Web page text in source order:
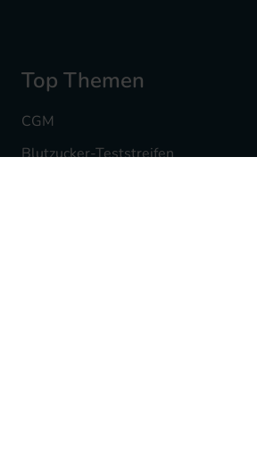
Top Themen
CGM
Blutzucker-Teststreifen